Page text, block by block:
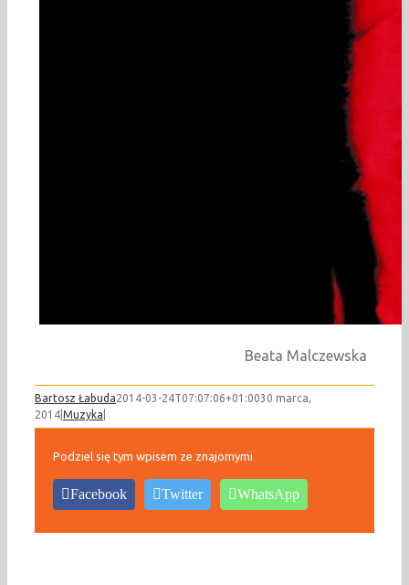
Beata Malczewska
Bartosz Łabuda2014-03-24T07:07:06+01:0030 marca,
2014 Muzyka
Podziel się tym wpisem ze znajomymi
Facebook Twitter WhatsApp